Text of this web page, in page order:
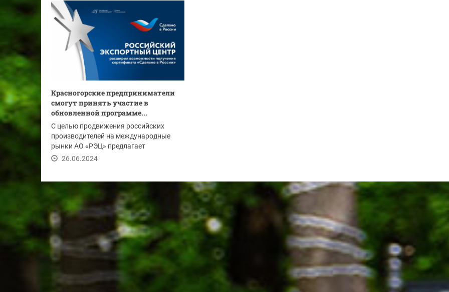
Красногорские предприниматели
смогут принять участие в
обновленной программе...
С целью продвижения российских
производителей на международные
рынки АО «РЭЦ» предлагает
уникальную программу...
26.06.2024